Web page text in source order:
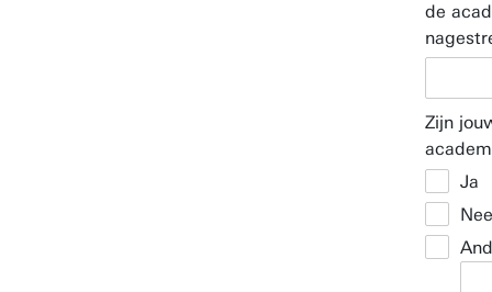
de
Zijn
Ja
Nee